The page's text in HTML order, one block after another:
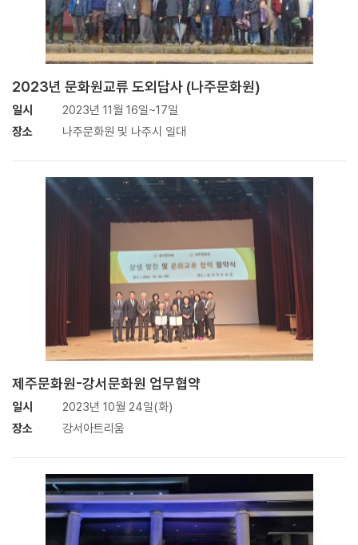
2023년 문화원교류 도외답사 (나주문화원)
일시
2023년 11월 16일~17일
장소
나주문화원 및 나주시 일대
제주문화원-강서문화원 업무협약
일시
2023년 10월 24일(화)
장소
강서아트리움